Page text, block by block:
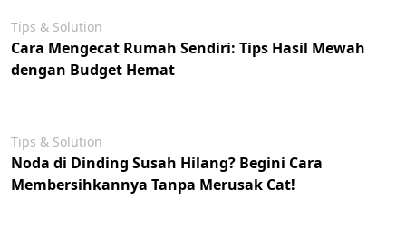
Tips & Solution
Cara Mengecat Rumah Sendiri: Tips Hasil Mewah
dengan Budget Hemat
Tips & Solution
Noda di Dinding Susah Hilang? Begini Cara
Membersihkannya Tanpa Merusak Cat!